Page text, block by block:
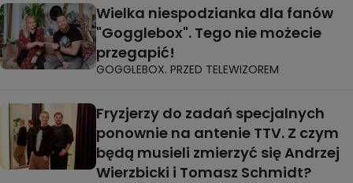
Wielka niespodzianka dla fanów
"Gogglebox". Tego nie możecie
przegapić!
GOGGLEBOX. PRZED TELEWIZOREM
Fryzjerzy do zadań specjalnych
ponownie na antenie TTV. Z czym
będą musieli zmierzyć się Andrzej
Wierzbicki i Tomasz Schmidt?